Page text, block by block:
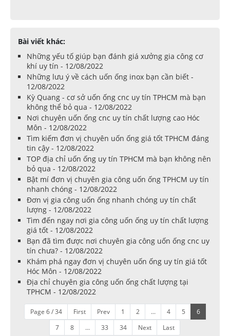
Bài viết khác:
Những yếu tố giúp bạn đánh giá xưởng gia công cơ
khí uy tín - 12/08/2022
Những lưu ý về cách uốn ống inox bạn cần biết -
12/08/2022
Kỳ Quang - cơ sở uốn ống cnc uy tín TPHCM mà bạn
không thể bỏ qua - 12/08/2022
Nơi chuyên uốn ống cnc uy tín chất lượng cao Hóc
Môn - 12/08/2022
Tìm kiếm đơn vị chuyên uốn ống giá tốt TPHCM đáng
tin cậy - 12/08/2022
TOP địa chỉ uốn ống uy tín TPHCM mà bạn không nên
bỏ qua - 12/08/2022
Bật mí đơn vị chuyên gia công uốn ống TPHCM uy tín
nhanh chóng - 12/08/2022
Đơn vị gia công uốn ống nhanh chóng uy tín chất
lượng - 12/08/2022
Tìm đến ngay nơi gia công uốn ống uy tín chất lượng
giá tốt - 12/08/2022
Bạn đã tìm được nơi chuyên gia công uốn ống cnc uy
tín chưa? - 12/08/2022
Khám phá ngay đơn vị chuyên uốn ống uy tín giá tốt
Hóc Môn - 12/08/2022
Địa chỉ chuyên gia công uốn ống chất lượng tại
TPHCM - 12/08/2022
Page 6 / 34 First Prev 1 2 ... 4 5
6
7
8 ... 33 34 Next Last